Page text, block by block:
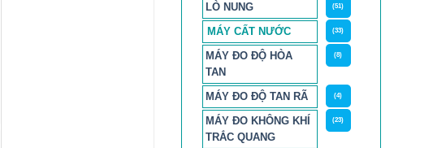
LÒ NUNG (51)
MÁY CẤT NƯỚC (33)
MÁY ĐO ĐỘ HÒA
TAN
(8)
MÁY ĐO ĐỘ TAN RÃ (4)
MÁY ĐO KHÔNG KHÍ
TRẮC QUANG
(23)